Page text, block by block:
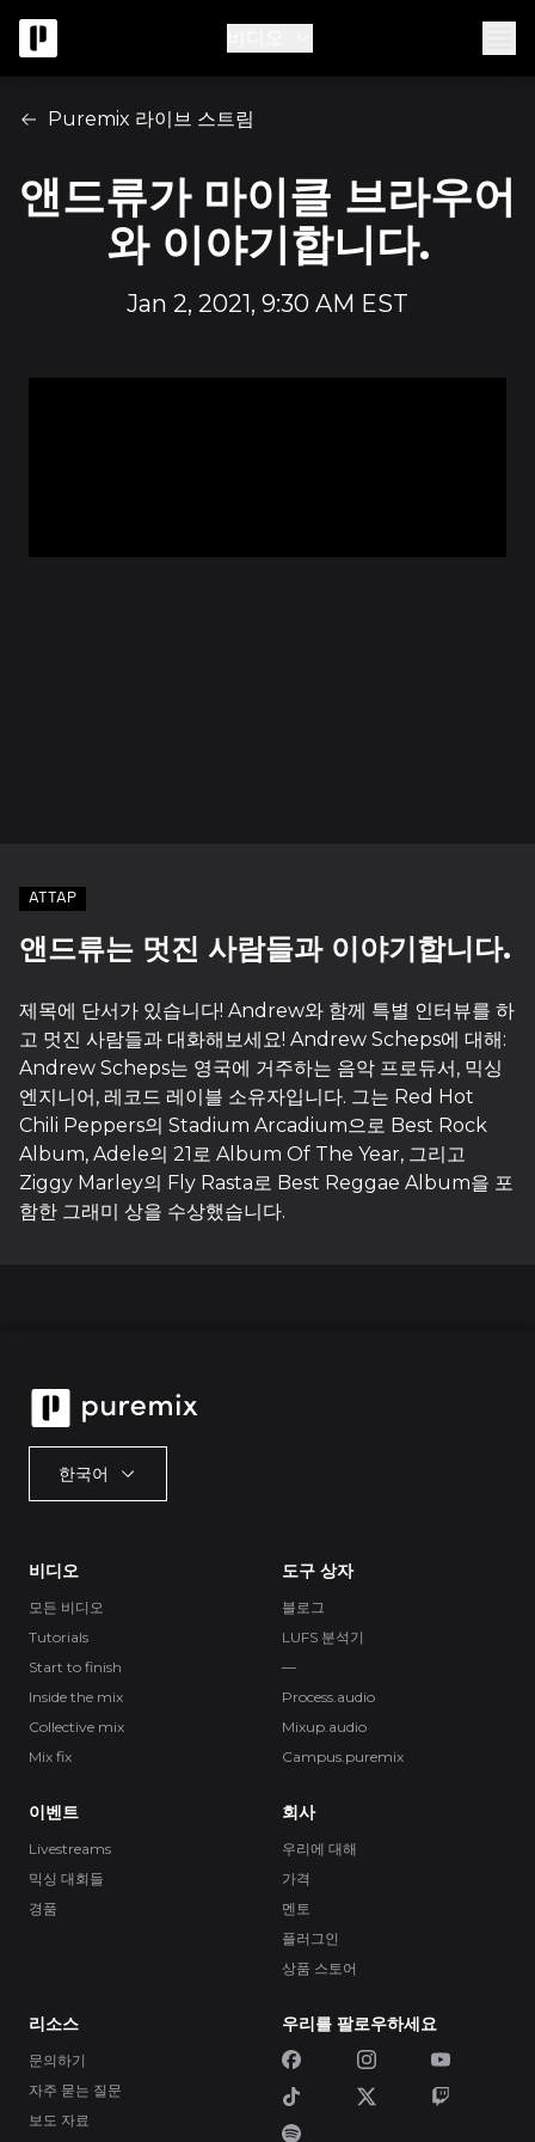
Puremix 라이브 스트림
앤드류가 마이클 브라우어
와 이야기합니다.
Jan 2, 2021, 9:30 AM EST
ATTAP
앤드류는 멋진 사람들과 이야기합니다.
제목에 단서가 있습니다! Andrew와 함께 특별 인터뷰를 하
고 멋진 사람들과 대화해보세요! Andrew Scheps에 대해:
Andrew Scheps는 영국에 거주하는 음악 프로듀서, 믹싱
엔지니어, 레코드 레이블 소유자입니다. 그는 Red Hot
Chili Peppers의 Stadium Arcadium으로 Best Rock
Album, Adele의 21로 Album Of The Year, 그리고
Ziggy Marley의 Fly Rasta로 Best Reggae Album을 포
함한 그래미 상을 수상했습니다.
한국어
비디오
모든 비디오
Tutorials
Start to finish
Inside the mix
Collective mix
Mix fix
도구 상자
블로그
LUFS 분석기
—
Process.audio
Mixup.audio
Campus.puremix
이벤트
Livestreams
믹싱 대회들
경품
회사
우리에 대해
가격
멘토
플러그인
상품 스토어
리소스
문의하기
자주 묻는 질문
보도 자료
우리를 팔로우하세요